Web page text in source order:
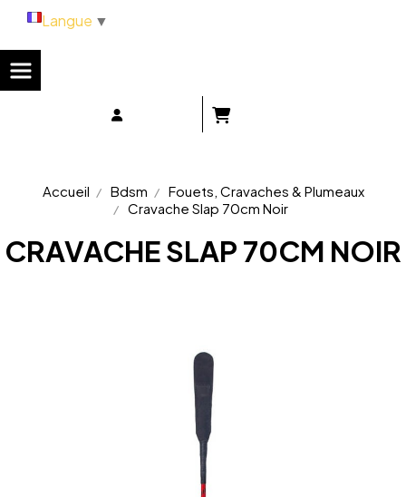
Accueil Bdsm
Fouets, Cravaches & Plumeaux
Cravache Slap 70cm Noir
CRAVACHE SLAP 70CM NOIR
Langue ▼